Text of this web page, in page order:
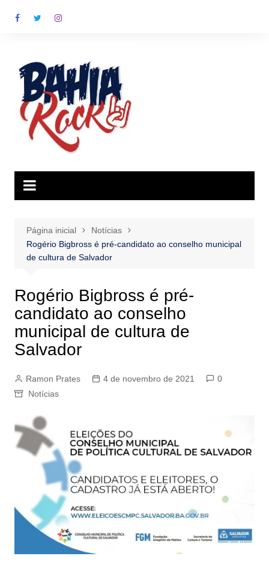
para
Página inicial
Notícias
Rogério Bigbross é pré-candidato ao conselho municipal
de cultura de Salvador
Rogério Bigbross é pré-
candidato ao conselho
municipal de cultura de
Salvador
Ramon Prates 4 de novembro de 2021
0
Notícias